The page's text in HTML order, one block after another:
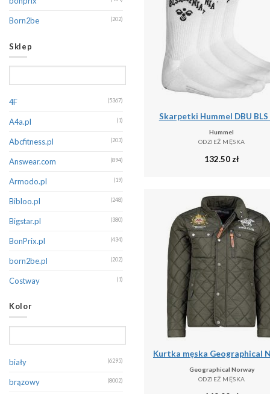
Born2be (202)
Brave Soul
Calvin Klein Jeans (247)
Camel Active (359)
Canadian Peak (232)
Champion (345)
CMP (420)
Columbia (169)
Dare 2B (399)
Decathlon (131)
Diesel (145)
Dsquared2 (132)
EA7 Emporio Armani
Emporio Armani (195)
Endurance (127)
Sklep
4F (5367)
A4a.pl (1)
Abcfitness.pl (203)
Answear.com (894)
Armodo.pl (19)
Bibloo.pl (248)
Bigstar.pl (380)
BonPrix.pl (434)
born2be.pl (202)
Costway (1)
Denimo.com
Emaga (1)
Eobuwie (180)
Kolor
biały (6295)
brązowy (8002)
Skarpetki Hummel DBU BLS
Hummel
ODZIEŻ MĘSKA
132.50 zł
Geographical Norway
ODZIEŻ MĘSKA